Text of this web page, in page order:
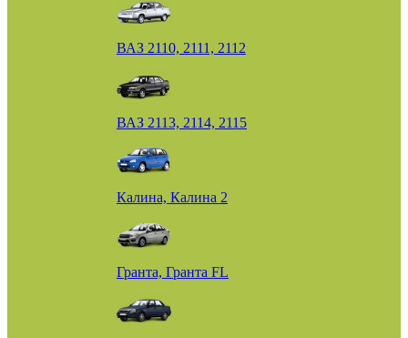
ВАЗ 2110, 2111, 2112
ВАЗ 2113, 2114, 2115
Калина, Калина 2
Гранта, Гранта FL